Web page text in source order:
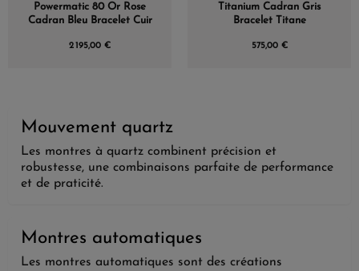
Powermatic 80 Or Rose
Cadran Bleu Bracelet Cuir
2 195,00 €
Titanium Cadran Gris
Bracelet Titane
575,00 €
Mouvement quartz
Les montres à quartz combinent précision et
robustesse, une combinaisons parfaite de performance
et de praticité.
Montres automatiques
Les montres automatiques sont des créations